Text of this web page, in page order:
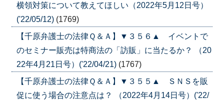
横領対策について教えてほしい（2022年5月12日号）
('22/05/12) (1769)
【千原弁護士の法律Ｑ＆Ａ】▼３５６▲ イベントで
のセミナー販売は特商法の「訪販」に当たるか？ （20
22年4月21日号）('22/04/21) (1767)
【千原弁護士の法律Ｑ＆Ａ】▼３５５▲ ＳＮＳを販
促に使う場合の注意点は？ （2022年4月14日号）('22/